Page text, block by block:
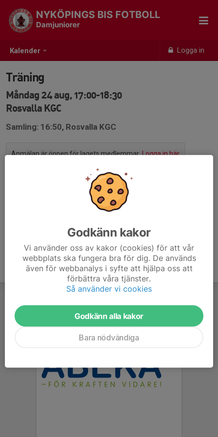
Kalender Logga in
NYKÖPINGS BIS FOTBOLL
Damjuniorer
Träning
Måndag 24 aug, 17:00-18:30
Rosvalla KGC
Samling: 16:50, Rosvalla KGC
Anmälan är öppen för lagets medlemmar.Logga in här
Godkänn kakor
Vi använder oss av kakor (cookies) för att vår
webbplats ska fungera bra för dig. De används
även för webbanalys i syfte att hjälpa oss att
förbättra våra tjänster.
Så använder vi cookies
Godkänn alla kakor
Bara nödvändiga